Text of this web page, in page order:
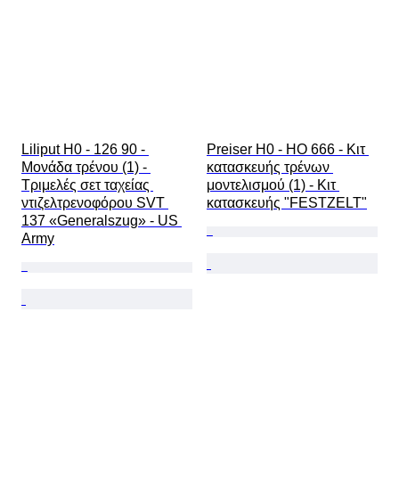
Liliput H0 - 126 90 -
Μονάδα τρένου (1) -
Τριμελές σετ ταχείας
ντιζελτρενοφόρου SVT
137 «Generalszug» - US
Army
Preiser H0 - HO 666 - Κιτ
κατασκευής τρένων
μοντελισμού (1) - Κιτ
κατασκευής "FESTZELT"